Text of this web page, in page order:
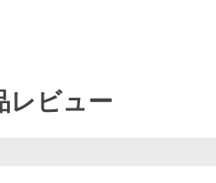
レビュー